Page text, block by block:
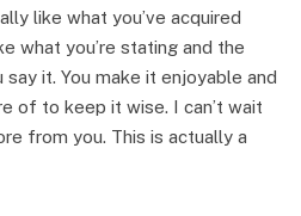
like what you’ve acquired
what you’re stating and the
say it. You make it enjoyable and
of to keep it wise. I can’t wait
from you. This is actually a